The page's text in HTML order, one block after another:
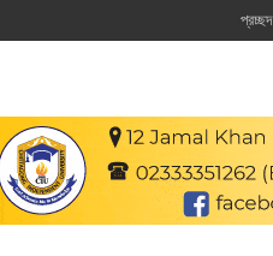
প্রচ্ছদ